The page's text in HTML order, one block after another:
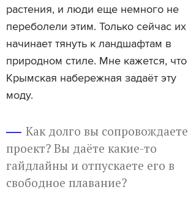
растения, и люди еще немного не
переболели этим. Только сейчас их
начинает тянуть к ландшафтам в
природном стиле. Мне кажется, что
Крымская набережная задаёт эту
моду.
Как долго вы сопровождаете
проект? Вы даёте какие-то
гайдлайны и отпускаете его в
свободное плавание?